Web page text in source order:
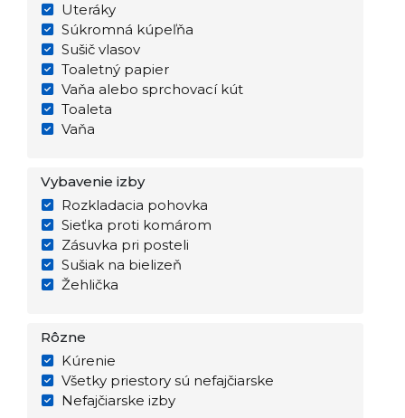
Uteráky
Súkromná kúpeľňa
Sušič vlasov
Toaletný papier
Vaňa alebo sprchovací kút
Toaleta
Vaňa
Vybavenie izby
Rozkladacia pohovka
Sieťka proti komárom
Zásuvka pri posteli
Sušiak na bielizeň
Žehlička
Rôzne
Kúrenie
Všetky priestory sú nefajčiarske
Nefajčiarske izby